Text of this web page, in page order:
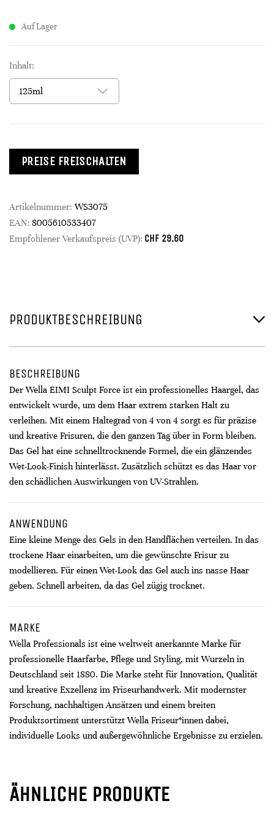
Auf Lager
Inhalt:
PREISE FREISCHALTEN
Artikelnummer: WS3075
EAN: 8005610533407
Empfohlener Verkaufspreis (UVP): CHF 29.60
PRODUKTBESCHREIBUNG
BESCHREIBUNG
Der Wella EIMI Sculpt Force ist ein professionelles Haargel, das
entwickelt wurde, um dem Haar extrem starken Halt zu
verleihen. Mit einem Haltegrad von 4 von 4 sorgt es für präzise
und kreative Frisuren, die den ganzen Tag über in Form bleiben.
Das Gel hat eine schnelltrocknende Formel, die ein glänzendes
Wet-Look-Finish hinterlässt. Zusätzlich schützt es das Haar vor
den schädlichen Auswirkungen von UV-Strahlen.
ANWENDUNG
Eine kleine Menge des Gels in den Handflächen verteilen. In das
trockene Haar einarbeiten, um die gewünschte Frisur zu
modellieren. Für einen Wet-Look das Gel auch ins nasse Haar
geben. Schnell arbeiten, da das Gel zügig trocknet.
MARKE
Wella Professionals ist eine weltweit anerkannte Marke für
professionelle Haarfarbe, Pflege und Styling, mit Wurzeln in
Deutschland seit 1880. Die Marke steht für Innovation, Qualität
und kreative Exzellenz im Friseurhandwerk. Mit modernster
Forschung, nachhaltigen Ansätzen und einem breiten
Produktsortiment unterstützt Wella Friseur*innen dabei,
individuelle Looks und außergewöhnliche Ergebnisse zu erzielen.
ÄHNLICHE PRODUKTE